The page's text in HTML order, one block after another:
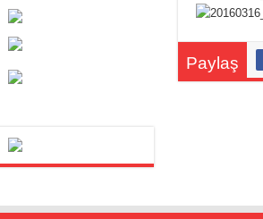
Paylaş